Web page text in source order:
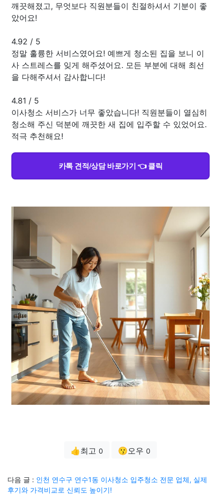
깨끗해졌고, 무엇보다 직원분들이 친절하셔서 기분이 좋
았어요!
4.92 / 5
정말 훌륭한 서비스였어요! 예쁘게 청소된 집을 보니 이
사 스트레스를 잊게 해주셨어요. 모든 부분에 대해 최선
을 다해주셔서 감사합니다!
4.81 / 5
이사청소 서비스가 너무 좋았습니다! 직원분들이 열심히
청소해 주신 덕분에 깨끗한 새 집에 입주할 수 있었어요.
적극 추천해요!
카톡 견적/상담 바로가기 👈 클릭
👍최고 0 😗오우 0
다음 글 : 인천 연수구 연수1동 이사청소 입주청소 전문 업체, 실제
후기와 가격비교로 신뢰도 높이기!